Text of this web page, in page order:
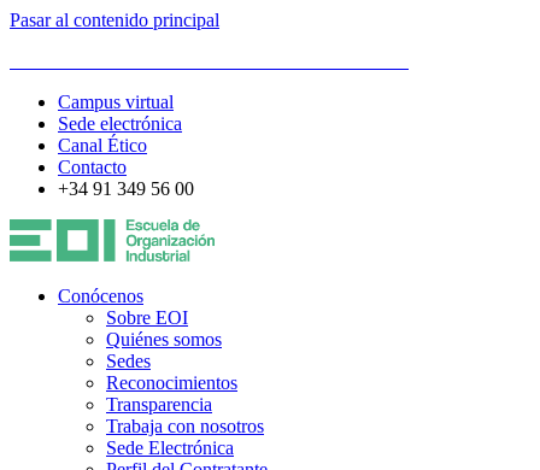
Pasar al contenido principal
Campus virtual
Sede electrónica
Canal Ético
Contacto
+34 91 349 56 00
Conócenos
Sobre EOI
Quiénes somos
Sedes
Reconocimientos
Transparencia
Trabaja con nosotros
Sede Electrónica